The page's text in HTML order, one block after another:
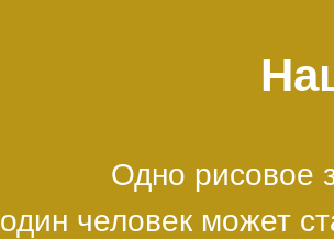
Одно рисовое
один человек может